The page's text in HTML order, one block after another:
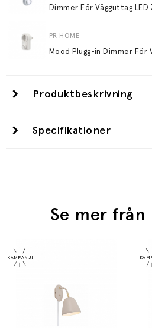
PR HOME
Produktbeskrivning
Specifikationer
Se mer från